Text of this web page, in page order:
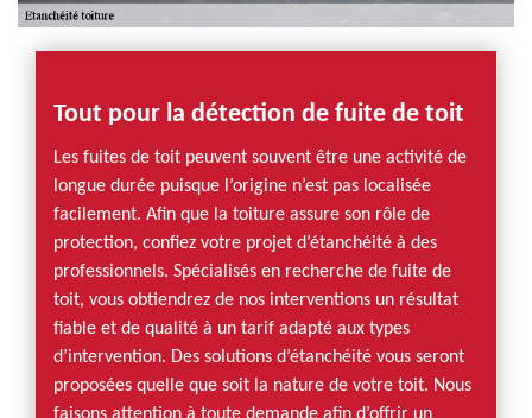
Tout pour la détection de fuite de toit
Les fuites de toit peuvent souvent être une activité de
longue durée puisque l’origine n’est pas localisée
facilement. Afin que la toiture assure son rôle de
protection, confiez votre projet d’étanchéité à des
professionnels. Spécialisés en recherche de fuite de
toit, vous obtiendrez de nos interventions un résultat
fiable et de qualité à un tarif adapté aux types
d’intervention. Des solutions d’étanchéité vous seront
proposées quelle que soit la nature de votre toit. Nous